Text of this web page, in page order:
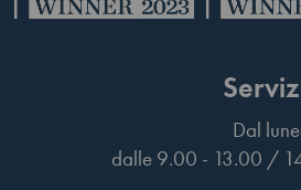
Dal
dalle 9.00 - 13.00 /